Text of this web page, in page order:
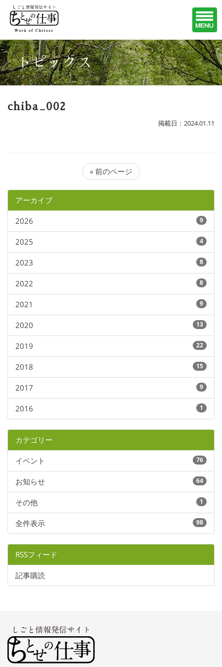
トピックス
chiba_002
掲載日：2024.01.11
« 前のページ
アーカイブ
2026 9
2025 4
2023 8
2022 8
2021 9
2020 13
2019 22
2018 15
2017 9
2016 1
カテゴリー
イベント 76
お知らせ 64
その他 1
全件表示 98
RSSフィード
記事購読